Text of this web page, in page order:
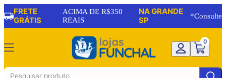
FRETE
GRÁTIS
ACIMA DE R$350
REAIS
NA GRANDE
SP
*Consulte
0